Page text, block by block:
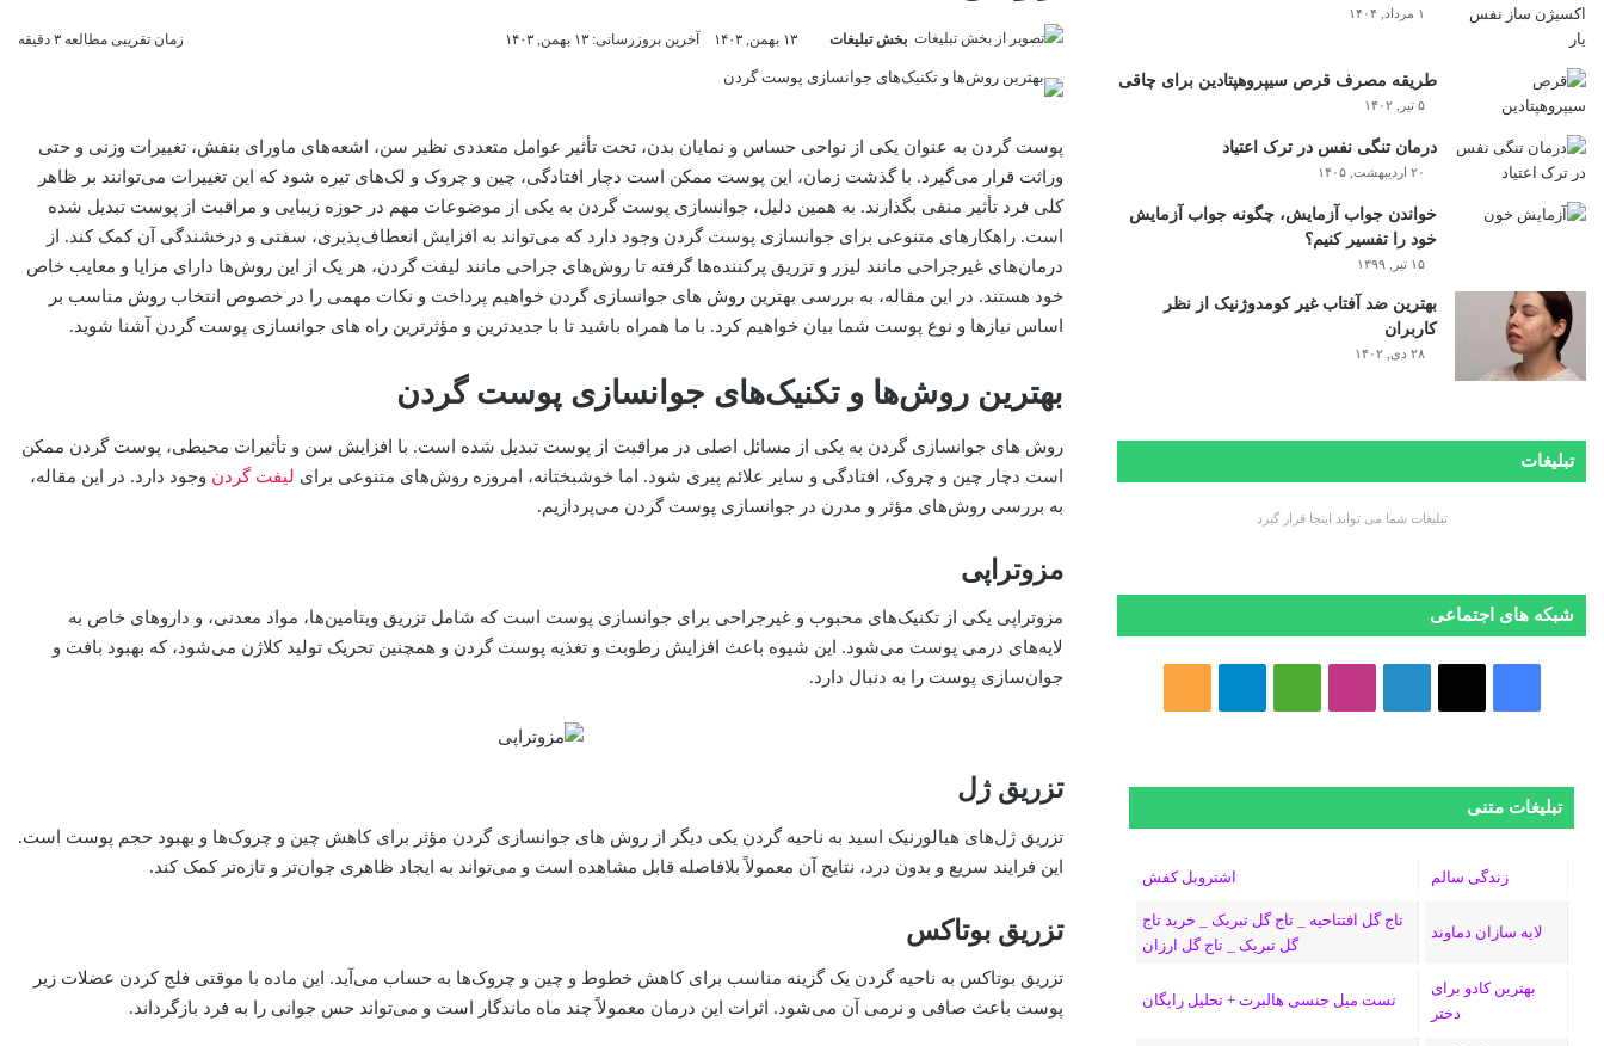
بخش تبلیغات ۱۳ بهمن, ۱۴۰۳ آخرین بروزرسانی: ۱۳ بهمن, ۱۴۰۳ زمان تقریبی مطالعه ۳ دقیقه
پوست گردن به عنوان یکی از نواحی حساس و نمایان بدن، تحت تأثیر عوامل متعددی نظیر سن، اشعه‌های ماورای بنفش، تغییرات وزنی و حتی
وراثت قرار می‌گیرد. با گذشت زمان، این پوست ممکن است دچار افتادگی، چین و چروک و لک‌های تیره شود که این تغییرات می‌توانند بر ظاهر
کلی فرد تأثیر منفی بگذارند. به همین دلیل، جوانسازی پوست گردن به یکی از موضوعات مهم در حوزه زیبایی و مراقبت از پوست تبدیل شده
است. راهکارهای متنوعی برای جوانسازی پوست گردن وجود دارد که می‌تواند به افزایش انعطاف‌پذیری، سفتی و درخشندگی آن کمک کند. از
درمان‌های غیرجراحی مانند لیزر و تزریق پرکننده‌ها گرفته تا روش‌های جراحی مانند لیفت گردن، هر یک از این روش‌ها دارای مزایا و معایب خاص
خود هستند. در این مقاله، به بررسی بهترین روش های جوانسازی گردن خواهیم پرداخت و نکات مهمی را در خصوص انتخاب روش مناسب بر
اساس نیازها و نوع پوست شما بیان خواهیم کرد. با ما همراه باشید تا با جدیدترین و مؤثرترین راه های جوانسازی پوست گردن آشنا شوید.
بهترین روش‌ها و تکنیک‌های جوانسازی پوست گردن
روش های جوانسازی گردن به یکی از مسائل اصلی در مراقبت از پوست تبدیل شده است. با افزایش سن و تأثیرات محیطی، پوست گردن ممکن
است دچار چین و چروک، افتادگی و سایر علائم پیری شود. اما خوشبختانه، امروزه روش‌های متنوعی برای لیفت گردن وجود دارد. در این مقاله،
به بررسی روش‌های مؤثر و مدرن در جوانسازی پوست گردن می‌پردازیم.
مزوتراپی
مزوتراپی یکی از تکنیک‌های محبوب و غیرجراحی برای جوانسازی پوست است که شامل تزریق ویتامین‌ها، مواد معدنی، و داروهای خاص به
لایه‌های درمی پوست می‌شود. این شیوه باعث افزایش رطوبت و تغذیه پوست گردن و همچنین تحریک تولید کلاژن می‌شود، که بهبود بافت و
جوان‌سازی پوست را به دنبال دارد.
تزریق ژل
تزریق ژل‌های هیالورنیک اسید به ناحیه گردن یکی دیگر از روش های جوانسازی گردن مؤثر برای کاهش چین و چروک‌ها و بهبود حجم پوست است.
این فرایند سریع و بدون درد، نتایج آن معمولاً بلافاصله قابل مشاهده است و می‌تواند به ایجاد ظاهری جوان‌تر و تازه‌تر کمک کند.
تزریق بوتاکس
تزریق بوتاکس به ناحیه گردن یک گزینه مناسب برای کاهش خطوط و چین و چروک‌ها به حساب می‌آید. این ماده با موقتی فلج کردن عضلات زیر
پوست باعث صافی و نرمی آن می‌شود. اثرات این درمان معمولاً چند ماه ماندگار است و می‌تواند حس جوانی را به فرد بازگرداند.
۱ مرداد, ۱۴۰۴
طریقه مصرف قرص سیپروهپتادین برای چاقی
۵ تیر, ۱۴۰۲
درمان تنگی نفس در ترک اعتیاد
۲۰ اردیبهشت, ۱۴۰۵
خواندن جواب آزمایش، چگونه جواب آزمایش
خود را تفسیر کنیم؟
۱۵ تیر, ۱۳۹۹
بهترین ضد آفتاب غیر کومدوژنیک از نظر
کاربران
۲۸ دی, ۱۴۰۲
تبلیغات
تبلیغات شما می تواند اینجا قرار گیرد
شبکه های اجتماعی
تبلیغات متنی
زندگی سالم اشتروبل کفش
لایه سازان دماوند
تاج گل افتتاحیه _ تاج گل تبریک _ خرید تاج
گل تبریک _ تاج گل ارزان
بهترین کادو برای
دختر
تست میل جنسی هالبرت + تحلیل رایگان